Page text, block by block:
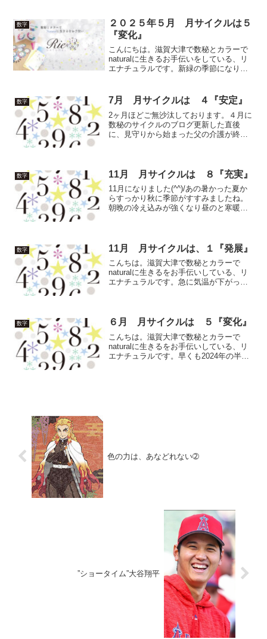
の心を惹きつけるんでしょ...
数字
２０２５年５月 月サイクルは５
『変化』
こんにちは。滋賀大津で数秘とカラーで
naturalに生きるお手伝いをしている、リ
エナチュラルです。新緑の季節になりま
が早くなる傾向で、とても貴重な季節と
も思えます。山や...
数字 7月 月サイクルは ４『安定』
2ヶ月ほどご無沙汰しております。４月に
数秘のサイクルのブログ更新した直後
に、見守りから始まった父の介護が終わ
集まれるように、父が気を...
数字 11月 月サイクルは ８『充実』
11月になりました(^^)/あの暑かった夏か
らすっかり秋に季節がすすみましたね。
朝晩の冷え込みが強くなり昼のと寒暖差
ににも恵まれてい...
数字 11月 月サイクルは、１『発展』
こんちは。滋賀大津で数秘とカラーで
naturalに生きるをお手伝いしている、リ
エナチュラルです。急に気温が下がっ
のですね。実りの秋で...
数字 ６月 月サイクルは ５『変化』
こんちは。滋賀大津で数秘とカラーで
naturalに生きるをお手伝いしている、リ
エナチュラルです。早くも2024年の半
色の力は、あなどれない➁
”ショータイム”大谷翔平